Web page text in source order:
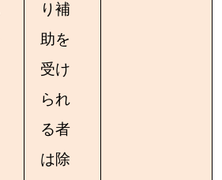
り補
助を
受け
られ
る者
は除